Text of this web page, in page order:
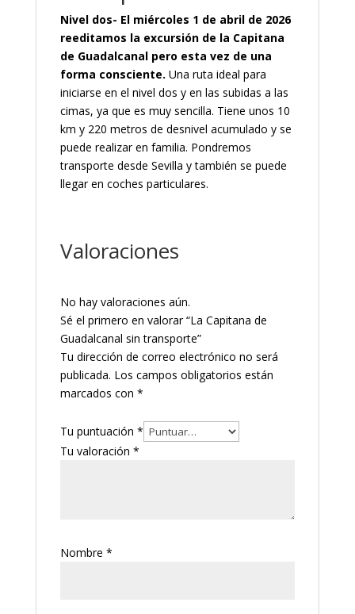
Nivel dos- El miércoles 1 de abril de 2026
reeditamos la excursión de la Capitana
de Guadalcanal pero esta vez de una
forma consciente. Una ruta ideal para
iniciarse en el nivel dos y en las subidas a las
cimas, ya que es muy sencilla. Tiene unos 10
km y 220 metros de desnivel acumulado y se
puede realizar en familia. Pondremos
transporte desde Sevilla y también se puede
llegar en coches particulares.
Valoraciones
No hay valoraciones aún.
Sé el primero en valorar “La Capitana de
Guadalcanal sin transporte”
Tu dirección de correo electrónico no será
publicada. Los campos obligatorios están
marcados con *
Tu puntuación *
Tu valoración *
Nombre *